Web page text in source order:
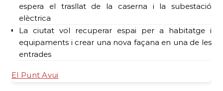
espera el trasllat de la caserna i la subestació
elèctrica
La ciutat vol recuperar espai per a habitatge i
equipaments i crear una nova façana en una de les
entrades
El Punt Avui